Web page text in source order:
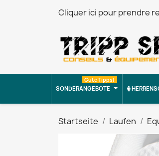
Cliquer ici pour prendre
SONDERANGEBOTE
Gute Tipps!
Startseite Laufen